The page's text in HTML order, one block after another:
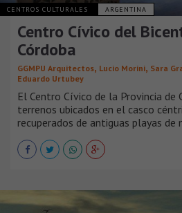
CENTROS CULTURALES ARGENTINA
Centro Cívico del
Córdoba
GGMPU Arquitectos, Lucio Morini, Sara
Eduardo Urtubey
El Centro Cívico de la Provincia de
terrenos ubicados en el casco
recuperados de antiguas playas de